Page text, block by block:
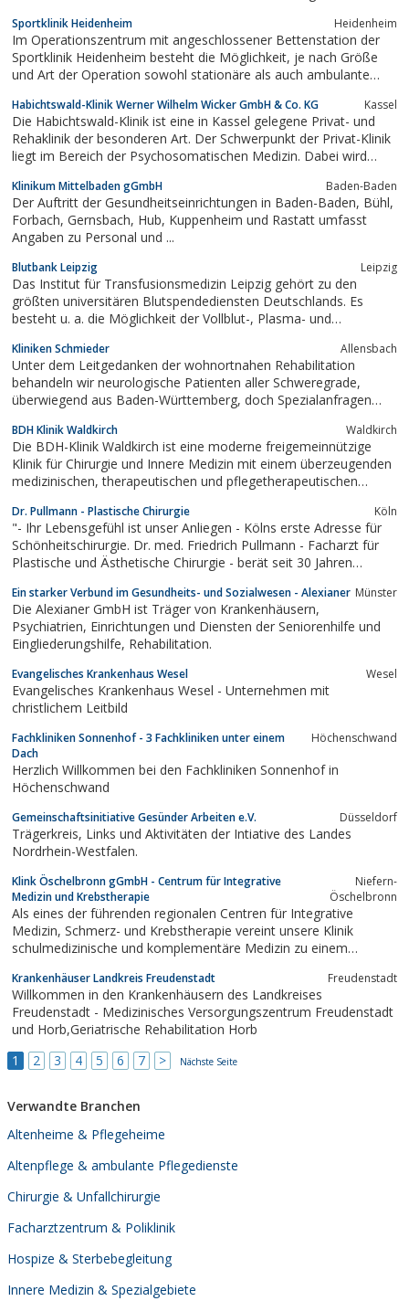
Funktionsabteilungen und Geschäftsbereichen sowie den zu uns
gehörigen Wohn- und...
Sportklinik Heidenheim Heidenheim
Im Operationszentrum mit angeschlossener Bettenstation der
Sportklinik Heidenheim besteht die Möglichkeit, je nach Größe
und Art der Operation sowohl stationäre als auch ambulante
Habichtswald-Klinik Werner Wilhelm Wicker GmbH & Co. KG Kassel
Die Habichtswald-Klinik ist eine in Kassel gelegene Privat- und
Rehaklinik der besonderen Art. Der Schwerpunkt der Privat-Klinik
liegt im Bereich der Psychosomatischen Medizin. Dabei wird
naturheilkundliche Ansätze mit einbezogen. Das Angebot der
Privat-Klinik ist ausgelegt...
Klinikum Mittelbaden gGmbH Baden-Baden
Der Auftritt der Gesundheitseinrichtungen in Baden-Baden, Bühl,
Forbach, Gernsbach, Hub, Kuppenheim und Rastatt umfasst
Angaben zu Personal und ...
Blutbank Leipzig Leipzig
Das Institut für Transfusionsmedizin Leipzig gehört zu den
größten universitären Blutspendediensten Deutschlands. Es
besteht u. a. die Möglichkeit der Vollblut-, Plasma- und
Kliniken Schmieder Allensbach
Unter dem Leitgedanken der wohnortnahen Rehabilitation
behandeln wir neurologische Patienten aller Schweregrade,
überwiegend aus Baden-Württemberg, doch Spezialanfragen
BDH Klinik Waldkirch Waldkirch
Die BDH-Klinik Waldkirch ist eine moderne freigemeinnützige
Klinik für Chirurgie und Innere Medizin mit einem überzeugenden
medizinischen, therapeutischen und pflegetherapeutischen
Dr. Pullmann - Plastische Chirurgie Köln
"- Ihr Lebensgefühl ist unser Anliegen - Kölns erste Adresse für
Schönheitschirurgie. Dr. med. Friedrich Pullmann - Facharzt für
Plastische und Ästhetische Chirurgie - berät seit 30 Jahren
Durch Mitgliedschaften in renommierten Fachgesellschaften
(DGPRÄC, ISAPS,...
Ein starker Verbund im Gesundheits- und Sozialwesen - Alexianer Münster
Die Alexianer GmbH ist Träger von Krankenhäusern,
Psychiatrien, Einrichtungen und Diensten der Seniorenhilfe und
Eingliederungshilfe, Rehabilitation.
Evangelisches Krankenhaus Wesel Wesel
Evangelisches Krankenhaus Wesel - Unternehmen mit
christlichem Leitbild
Fachkliniken Sonnenhof - 3 Fachkliniken unter einem
Dach
Höchenschwand
Herzlich Willkommen bei den Fachkliniken Sonnenhof in
Höchenschwand
Gemeinschaftsinitiative Gesünder Arbeiten e.V. Düsseldorf
Trägerkreis, Links und Aktivitäten der Intiative des Landes
Nordrhein-Westfalen.
Klink Öschelbronn gGmbH - Centrum für Integrative
Medizin und Krebstherapie
Niefern-
Öschelbronn
Als eines der führenden regionalen Centren für Integrative
Medizin, Schmerz- und Krebstherapie vereint unsere Klinik
schulmedizinische und komplementäre Medizin zu einem
Krankenhäuser Landkreis Freudenstadt Freudenstadt
Willkommen in den Krankenhäusern des Landkreises
Freudenstadt - Medizinisches Versorgungszentrum Freudenstadt
und Horb,Geriatrische Rehabilitation Horb
1
2 3 4 5 6 7 > Nächste Seite
Verwandte Branchen
Altenheime & Pflegeheime
Altenpflege & ambulante Pflegedienste
Chirurgie & Unfallchirurgie
Facharztzentrum & Poliklinik
Hospize & Sterbebegleitung
Innere Medizin & Spezialgebiete